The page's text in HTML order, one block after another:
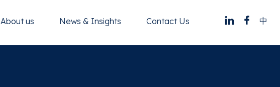
About us News & Insights Contact Us 中